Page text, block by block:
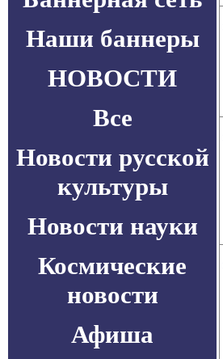
Наши баннеры
НОВОСТИ
Все
Новости русской
культуры
Новости науки
Космические
новости
Афиша